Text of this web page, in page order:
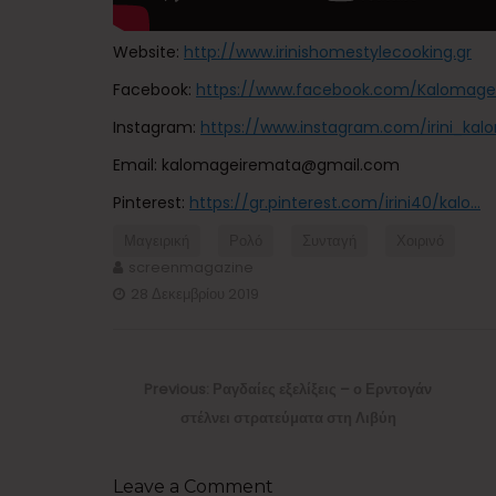
Website: http://www.irinishomestylecooking.gr
Facebook: https://www.facebook.com/
Instagram: https://www.instagram.com/
Email: kalomageiremata@gmail.com
Pinterest: https://gr.pinterest.com/irini40/kalo…
Leave a Comment